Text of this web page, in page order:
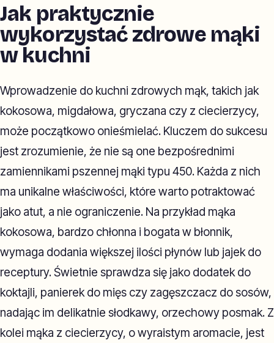
Jak praktycznie
wykorzystać zdrowe mąki
w kuchni
Wprowadzenie do kuchni zdrowych mąk, takich jak
kokosowa, migdałowa, gryczana czy z ciecierzycy,
może początkowo onieśmielać. Kluczem do sukcesu
jest zrozumienie, że nie są one bezpośrednimi
zamiennikami pszennej mąki typu 450. Każda z nich
ma unikalne właściwości, które warto potraktować
jako atut, a nie ograniczenie. Na przykład mąka
kokosowa, bardzo chłonna i bogata w błonnik,
wymaga dodania większej ilości płynów lub jajek do
receptury. Świetnie sprawdza się jako dodatek do
koktajli, panierek do mięs czy zagęszczacz do sosów,
nadając im delikatnie słodkawy, orzechowy posmak. Z
kolei mąka z ciecierzycy, o wyraistym aromacie, jest